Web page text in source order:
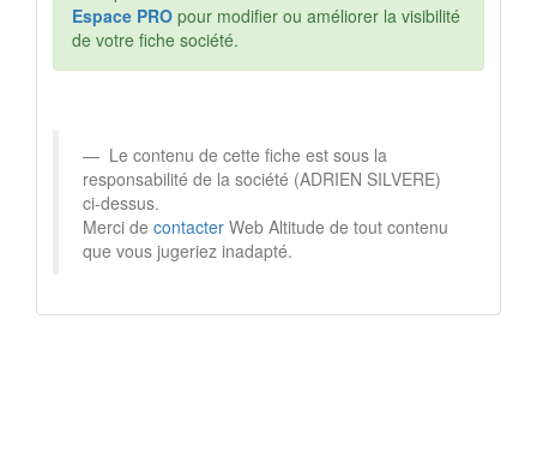
Espace PRO pour modifier ou améliorer la visibilité
de votre fiche société.
Le contenu de cette fiche est sous la
responsabilité de la société (ADRIEN SILVERE)
ci-dessus.
Merci de contacter Web Altitude de tout contenu
que vous jugeriez inadapté.